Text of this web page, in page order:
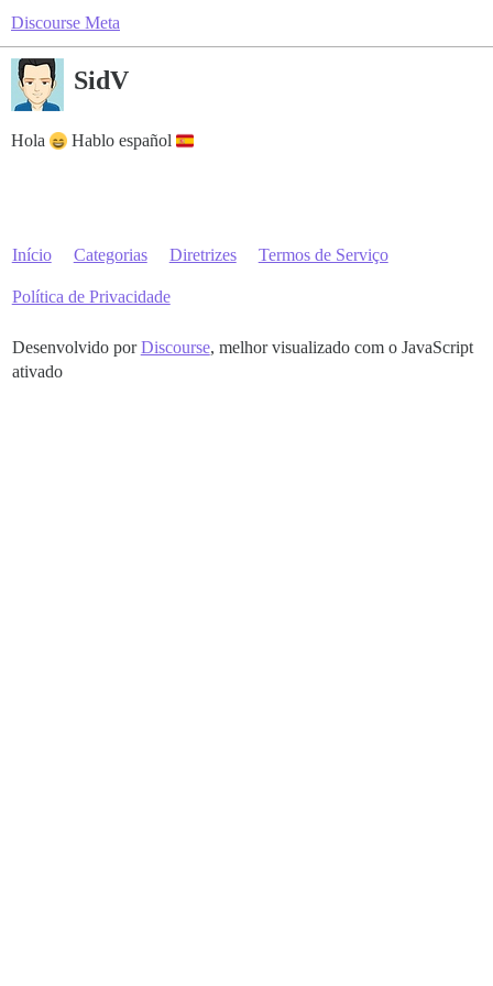
Discourse Meta
SidV
Hola Hablo español
Início Categorias Diretrizes Termos de Serviço
Política de Privacidade
Desenvolvido porDiscourse, melhor visualizado com o JavaScript
ativado